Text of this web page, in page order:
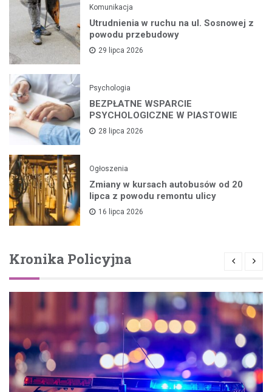
Komunikacja
Utrudnienia w ruchu na ul. Sosnowej z
powodu przebudowy
29 lipca 2026
Psychologia
BEZPŁATNE WSPARCIE
PSYCHOLOGICZNE W PIASTOWIE
28 lipca 2026
Ogłoszenia
Zmiany w kursach autobusów od 20
lipca z powodu remontu ulicy
16 lipca 2026
Kronika Policyjna